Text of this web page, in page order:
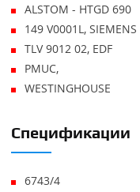
ALSTOM - HTGD 690
149 V0001L, SIEMENS
TLV 9012 02, EDF
PMUC,
WESTINGHOUSE
Спецификации
6743/4